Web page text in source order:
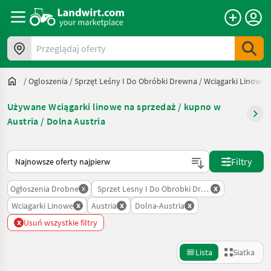
Przeglądaj oferty
/Ogloszenia /Sprzęt Leśny I Do Obróbki Drewna /Wciągarki Linowe
Używane Wciągarki linowe na sprzedaż / kupno w
Austria / Dolna Austria
Tak sortuje się na Landwirt.com
Filtry
Ogłoszenia Drobne x Sprzet Lesny I Do Obrobki Drewna
x
Wciagarki Linowe x Austria x Dolna-Austria x
x Usuń wszystkie filtry
Lista Siatka